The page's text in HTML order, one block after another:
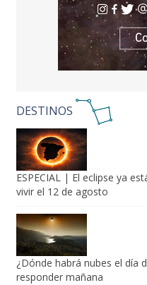
DESTINOS
ESPECIAL | El eclipse ya
vivir el 12 de agosto
¿Dónde habrá nubes el día
responder mañana